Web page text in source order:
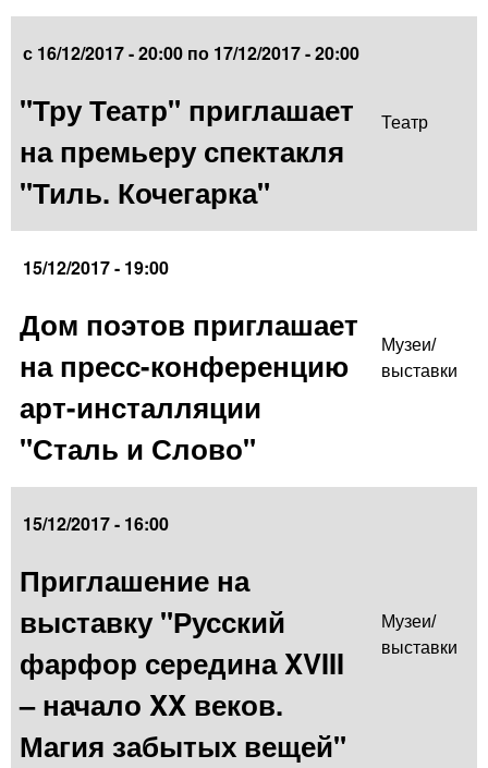
с 16/12/2017 - 20:00 по 17/12/2017 - 20:00
"Тру Театр" приглашает
на премьеру спектакля
"Тиль. Кочегарка"
Театр
15/12/2017 - 19:00
Дом поэтов приглашает
на пресс-конференцию
арт-инсталляции
"Сталь и Слово"
Музеи/
выставки
15/12/2017 - 16:00
Приглашение на
выставку "Русский
фарфор середина XVIII
– начало XX веков.
Магия забытых вещей"
Музеи/
выставки